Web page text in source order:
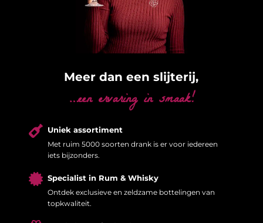
Meer dan een slijterij,
…een ervaring in smaak!
 Uniek assortiment
Met ruim 5000 soorten drank is er voor iedereen
iets bijzonders.
 Specialist in Rum & Whisky
Ontdek exclusieve en zeldzame bottelingen van
topkwaliteit.